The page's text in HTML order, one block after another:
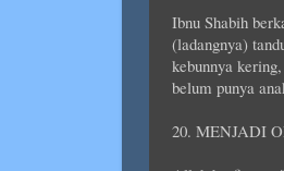
Ibnu Shabih
(ladangnya)
kebunnya
belum punya
20. MENJADI